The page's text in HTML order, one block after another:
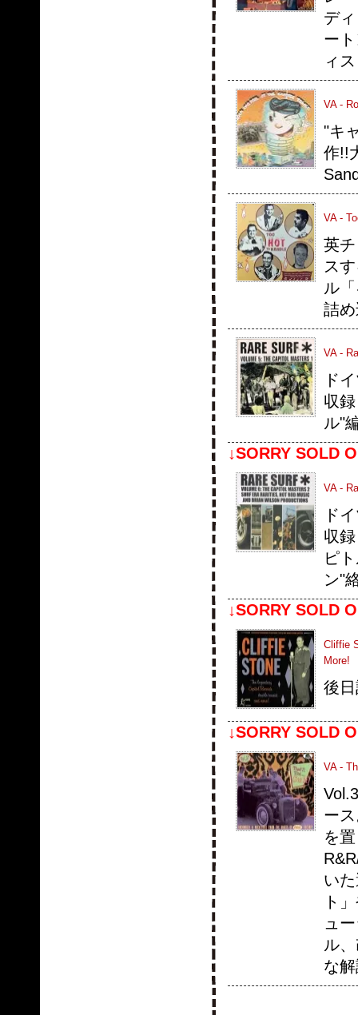
デ
ー
ィ
VA -
"キ
作!!
VA -
英
ス
ル
詰
VA -
ド
収
ル"
↓SORRY SOLD
VA -
ド
収
ピ
ン"
↓SORRY SOLD
Cliffie
More!
後
↓SORRY SOLD
VA -
ー
を
い
ト
ュ
ル
な